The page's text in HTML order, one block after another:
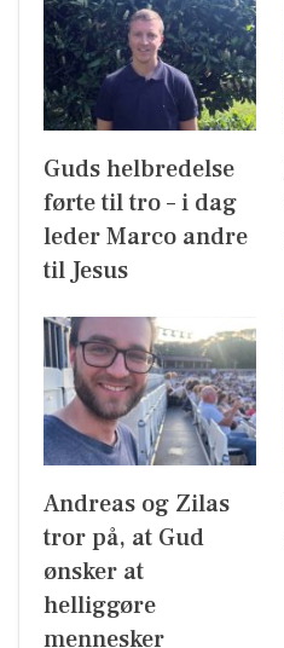
Guds helbredelse
førte til tro – i dag
leder Marco andre
til Jesus
Andreas og Zilas
tror på, at Gud
ønsker at
helliggøre
mennesker